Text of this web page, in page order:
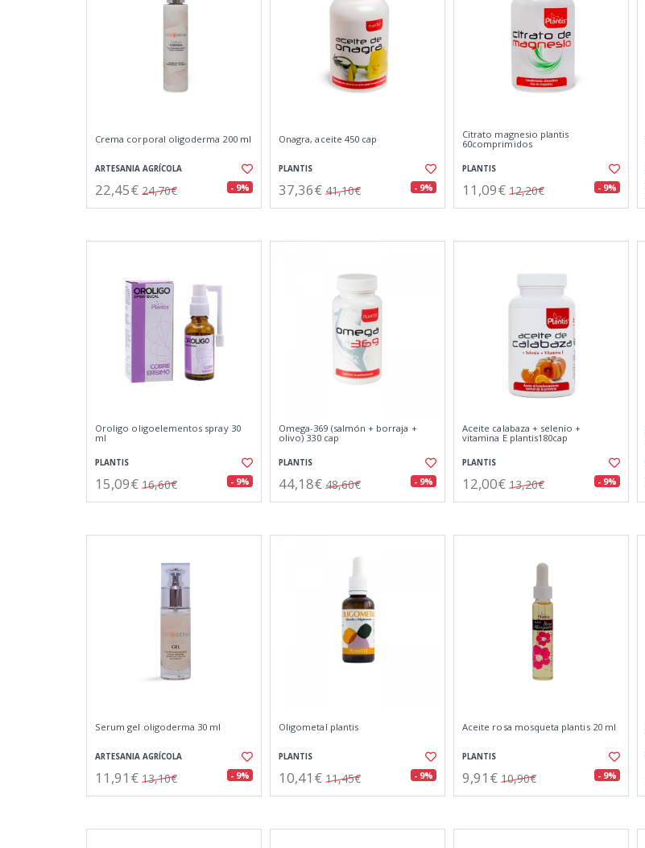
Crema corporal oligoderma 200 ml
ARTESANIA AGRÍCOLA
22,45€ 24,70€ - 9%
Onagra, aceite 450 cap
PLANTIS
37,36€ 41,10€ - 9%
Citrato magnesio plantis
60comprimidos
PLANTIS
11,09€ 12,20€ - 9%
Oroligo oligoelementos spray 30
ml
PLANTIS
15,09€ 16,60€ - 9%
Omega-369 (salmón + borraja +
olivo) 330 cap
PLANTIS
44,18€ 48,60€ - 9%
Aceite calabaza + selenio +
vitamina E plantis180cap
PLANTIS
12,00€ 13,20€ - 9%
Serum gel oligoderma 30 ml
ARTESANIA AGRÍCOLA
11,91€ 13,10€ - 9%
Oligometal plantis
PLANTIS
10,41€ 11,45€ - 9%
Aceite rosa mosqueta plantis 20 ml
PLANTIS
9,91€ 10,90€ - 9%